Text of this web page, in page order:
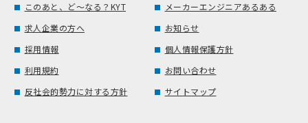
このあと、ど～なる？KYT
メーカーエンジニアあるある
求人企業の方へ
お知らせ
採用情報
個人情報保護方針
利用規約
お問い合わせ
反社会的勢力に対する方針
サイトマップ